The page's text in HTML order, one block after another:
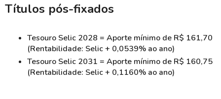
Títulos pós-fixados
Tesouro Selic 2028 = Aporte mínimo de R$ 161,70
(Rentabilidade: Selic + 0,0539% ao ano)
Tesouro Selic 2031 = Aporte mínimo de R$ 160,75
(Rentabilidade: Selic + 0,1160% ao ano)